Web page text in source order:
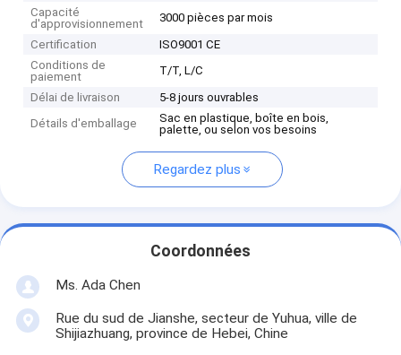
Capacité
d'approvisionnement
3000 pièces par mois
Certification
ISO9001 CE
Conditions de
paiement
T/T, L/C
Délai de livraison
5-8 jours ouvrables
Détails d'emballage
Sac en plastique, boîte en bois,
palette, ou selon vos besoins
Regardez plus
Coordonnées
Ms. Ada Chen
Rue du sud de Jianshe, secteur de Yuhua, ville de
Shijiazhuang, province de Hebei, Chine